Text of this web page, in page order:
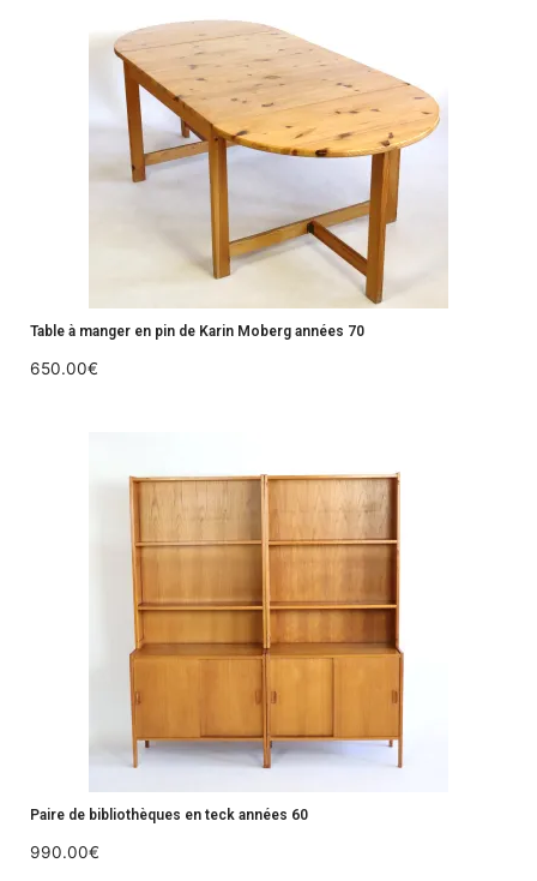
Table à manger en pin de Karin Moberg années 70
650.00€
Paire de bibliothèques en teck années 60
990.00€